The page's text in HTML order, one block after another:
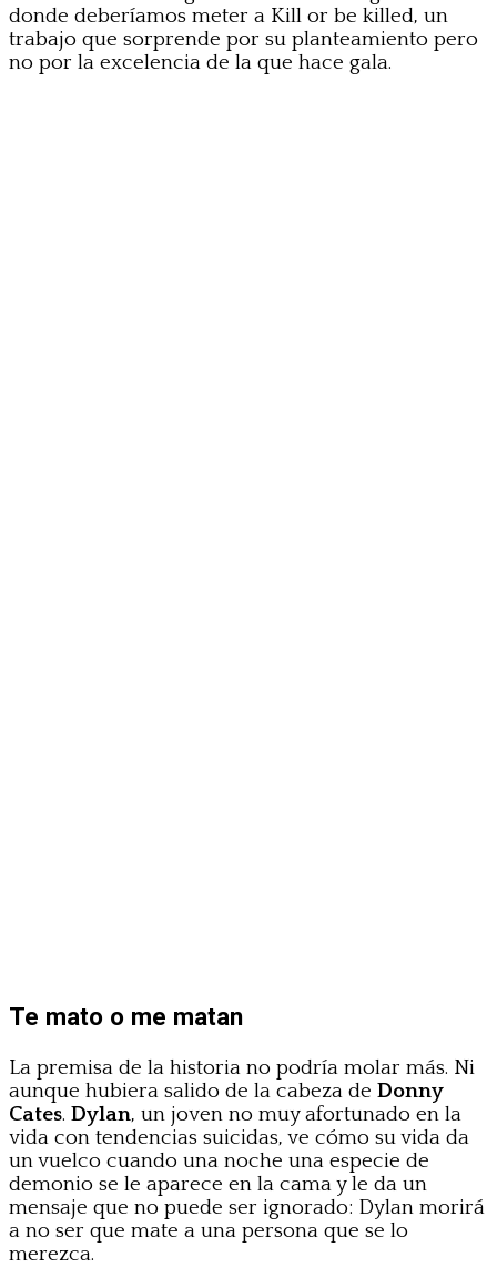
donde deberíamos meter a Kill or be killed, un
trabajo que sorprende por su planteamiento pero
no por la excelencia de la que hace gala.
Te mato o me matan
La premisa de la historia no podría molar más. Ni
aunque hubiera salido de la cabeza de Donny
Cates. Dylan, un joven no muy afortunado en la
vida con tendencias suicidas, ve cómo su vida da
un vuelco cuando una noche una especie de
demonio se le aparece en la cama y le da un
mensaje que no puede ser ignorado: Dylan morirá
a no ser que mate a una persona que se lo
merezca.